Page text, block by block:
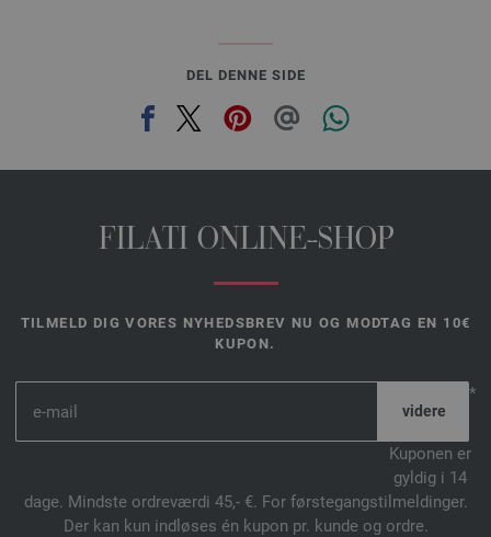
DEL DENNE SIDE
FILATI ONLINE-SHOP
TILMELD DIG VORES NYHEDSBREV NU OG MODTAG EN 10€
KUPON.
*
Kuponen er
gyldig i 14
dage. Mindste ordreværdi 45,- €. For førstegangstilmeldinger.
Der kan kun indløses én kupon pr. kunde og ordre.